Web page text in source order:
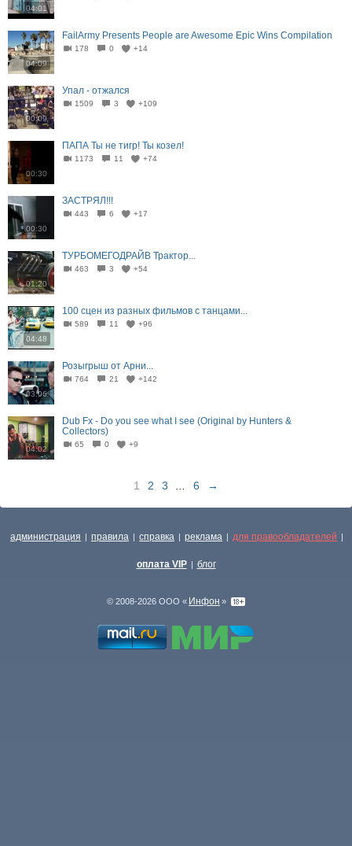
04:01
04:09
FailArmy Presents People are Awesome Epic Wins Compilation
178 0 +14
00:09
Упал - отжался
1509 3 +109
00:30
ПАПА Ты не тигр! Ты козел!
1173 11 +74
00:30
ЗАСТРЯЛ!!!
443 6 +17
01:20
ТУРБОМЕГОДРАЙВ Трактор...
463 3 +54
04:48
100 сцен из разных фильмов с танцами...
589 11 +96
03:06
Розыгрыш от Арни...
764 21 +142
04:02
Dub Fx - Do you see what I see (Original by Hunters &
Collectors)
65 0 +9
1 2 3 6 →
администрация | правила | справка | реклама | для правообладателей |
оплата VIP | блог
© 2008-2026 ООО « Инфон »